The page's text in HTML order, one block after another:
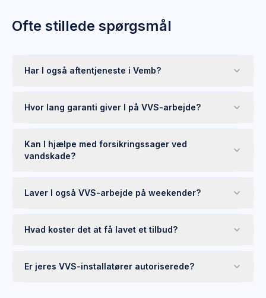
Ofte stillede spørgsmål
Har I også aftentjeneste i Vemb?
Hvor lang garanti giver I på VVS-arbejde?
Kan I hjælpe med forsikringssager ved
vandskade?
Laver I også VVS-arbejde på weekender?
Hvad koster det at få lavet et tilbud?
Er jeres VVS-installatører autoriserede?